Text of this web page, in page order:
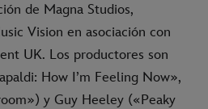
de Magna Studios,
Vision en asociación con
UK. Los productores son
How I’m Feeling Now»,
y Guy Heeley («Peaky